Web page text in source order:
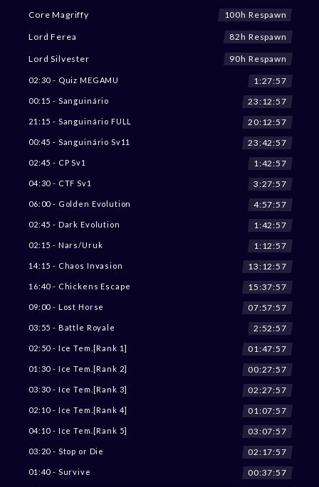
Core Magriffy 100h Respawn
Lord Ferea 82h Respawn
Lord Silvester 90h Respawn
02:30 - Quiz MEGAMU 1:27:55
00:15 - Sanguinário 23:12:55
21:15 - Sanguinário FULL 20:12:55
00:45 - Sanguinário Sv11 23:42:55
02:45 - CP Sv1 1:42:55
04:30 - CTF Sv1 3:27:55
06:00 - Golden Evolution 4:57:55
02:45 - Dark Evolution 1:42:55
02:15 - Nars/Uruk 1:12:55
14:15 - Chaos Invasion 13:12:55
16:40 - Chickens Escape 15:37:55
09:00 - Lost Horse 07:57:55
03:55 - Battle Royale 2:52:55
02:50 - Ice Tem.[Rank 1] 01:47:55
01:30 - Ice Tem.[Rank 2] 00:27:55
03:30 - Ice Tem.[Rank 3] 02:27:55
02:10 - Ice Tem.[Rank 4] 01:07:55
04:10 - Ice Tem.[Rank 5] 03:07:55
03:20 - Stop or Die 02:17:55
01:40 - Survive 00:37:55